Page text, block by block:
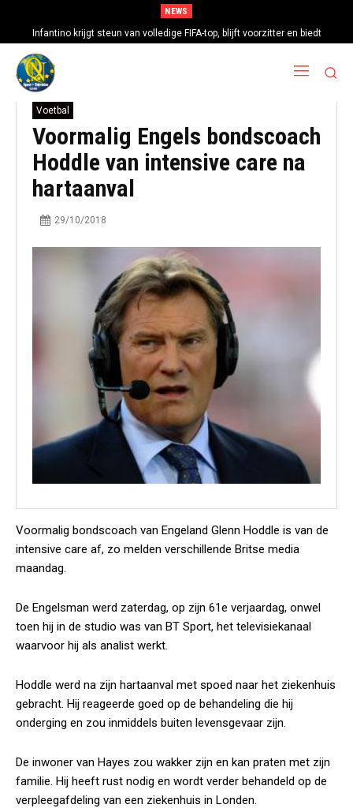
NEWS
Infantino krijgt steun van volledige FIFA-top, blijft voorzitter en biedt
excuses aan
Voetbal
Voormalig Engels bondscoach
Hoddle van intensive care na
hartaanval
29/10/2018
Voormalig bondscoach van Engeland Glenn Hoddle is van de
intensive care af, zo melden verschillende Britse media
maandag.
De Engelsman werd zaterdag, op zijn 61e verjaardag, onwel
toen hij in de studio was van BT Sport, het televisiekanaal
waarvoor hij als analist werkt.
Hoddle werd na zijn hartaanval met spoed naar het ziekenhuis
gebracht. Hij reageerde goed op de behandeling die hij
onderging en zou inmiddels buiten levensgevaar zijn.
De inwoner van Hayes zou wakker zijn en kan praten met zijn
familie. Hij heeft rust nodig en wordt verder behandeld op de
verpleegafdeling van een ziekenhuis in Londen.